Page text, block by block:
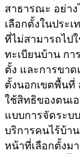
สาธารณะ อย่าง
เลือกตั้งในประ
ที่ไม่สามารถไปใ
ทะเบียนบ้าน กา
ตั้ง และการขาด
ตั้งนอกเขตพื้นที่
ใช้สิทธิของตนเ
แบบการจัดระบ
บริการคนไร้บ้า
หน้าที่เลือกตั้งม